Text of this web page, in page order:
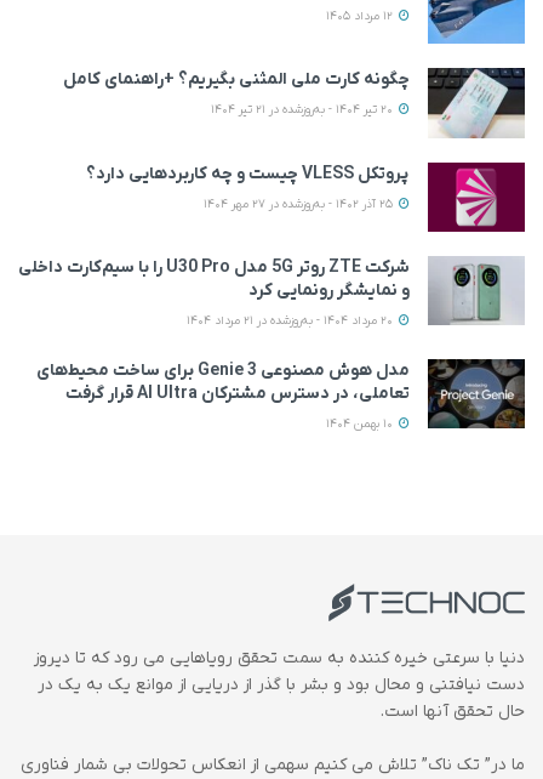
چگونه کارت ملی المثنی بگیریم؟ +راهنمای کامل
پروتکل VLESS چیست و چه کاربردهایی دارد؟
شرکت ZTE روتر 5G مدل U30 Pro را با سیم‌کارت داخلی
و نمایشگر رونمایی کرد
مدل هوش مصنوعی Genie 3 برای ساخت محیط‌های
تعاملی، در دسترس مشترکان AI Ultra قرار گرفت
دنیا با سرعتی خیره کننده به سمت تحقق رویاهایی می رود که تا دیروز
دست نیافتنی و محال بود و بشر با گذر از دریایی از موانع یک به یک در
حال تحقق آنها است.
ما در” تک ناک” تلاش می کنیم سهمی از انعکاس تحولات بی شمار فناوری